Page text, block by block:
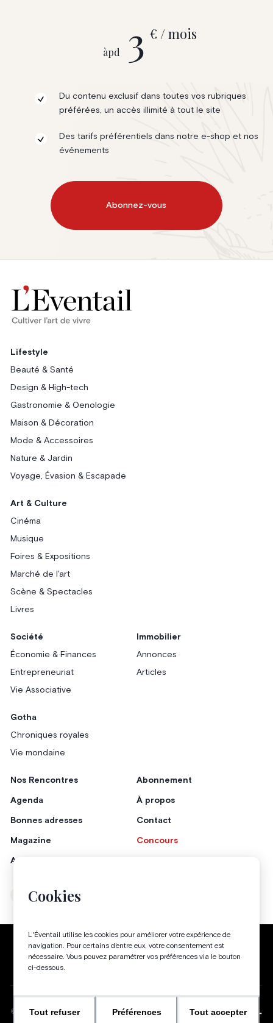
Cookies
L'Éventail utilise les cookies pour améliorer votre expérience de
navigation. Pour certains d’entre eux, votre consentement est
nécessaire. Vous pouvez paramétrer vos préférences via le bouton
ci-dessous.
Tout refuser Préférences Tout accepter
àpd 3 € / mois
Du contenu exclusif dans toutes vos rubriques
préférées, un accès illimité à tout le site
Des tarifs préférentiels dans notre e-shop et nos
événements
Abonnez-vous
Lifestyle
Beauté & Santé
Design & High-tech
Gastronomie & Oenologie
Maison & Décoration
Mode & Accessoires
Nature & Jardin
Voyage, Évasion & Escapade
Art & Culture
Cinéma
Musique
Foires & Expositions
Marché de l'art
Scène & Spectacles
Livres
Société
Économie & Finances
Entrepreneuriat
Vie Associative
Immobilier
Annonces
Articles
Gotha
Chroniques royales
Vie mondaine
Nos Rencontres
Agenda
Bonnes adresses
Magazine
Annonceurs
Abonnement
À propos
Contact
Concours
Instagram
Politique de confidentialité Conditions générales
Gestion des cookies
© 2026-TOUS DROITS RÉSERVÉS WEBSITE BY